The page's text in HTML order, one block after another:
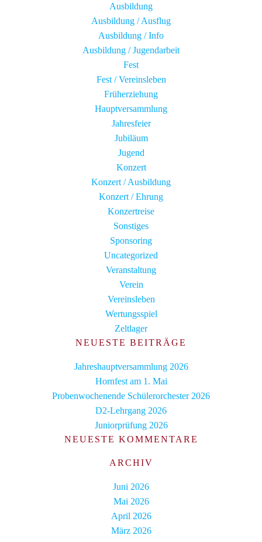
Ausbildung
Ausbildung / Ausflug
Ausbildung / Info
Ausbildung / Jugendarbeit
Fest
Fest / Vereinsleben
Früherziehung
Hauptversammlung
Jahresfeier
Jubiläum
Jugend
Konzert
Konzert / Ausbildung
Konzert / Ehrung
Konzertreise
Sonstiges
Sponsoring
Uncategorized
Veranstaltung
Verein
Vereinsleben
Wertungsspiel
Zeltlager
NEUESTE BEITRÄGE
Jahreshauptversammlung 2026
Hornfest am 1. Mai
Probenwochenende Schülerorchester 2026
D2-Lehrgang 2026
Juniorprüfung 2026
NEUESTE KOMMENTARE
ARCHIV
Juni 2026
Mai 2026
April 2026
März 2026